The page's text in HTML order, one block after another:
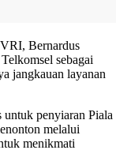
Bernardus
sebagai
jangkauan layanan
penyiaran Piala
melalui
menikmati